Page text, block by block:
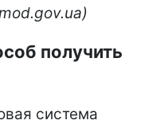
получить
система